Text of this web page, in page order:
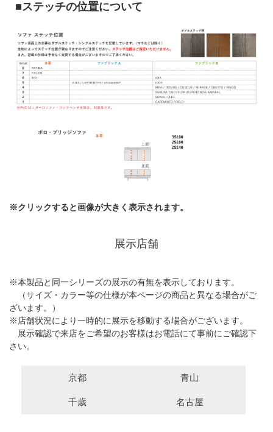
■ステッチの位置について
※クリックすると画像が大きく表示されます。
展示店舗
※本製品と同一シリーズの展示の有無を表示しております。
（サイズ・カラー等の仕様が本ページの商品と異なる場合がご
ざいます。）
※店舗状況により一時的に展示を移動する場合がございます。
展示確認で来店をご希望のお客様はお電話にて事前にご確認下
さい。
京都 青山
千歳 名古屋